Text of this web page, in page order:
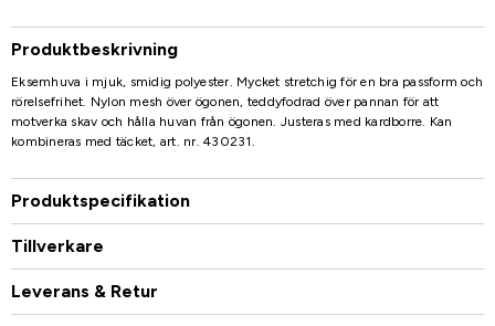
Produktbeskrivning
Eksemhuva i mjuk, smidig polyester. Mycket stretchig för en bra passform och
rörelsefrihet. Nylon mesh över ögonen, teddyfodrad över pannan för att
motverka skav och hålla huvan från ögonen. Justeras med kardborre. Kan
kombineras med täcket, art. nr. 430231.
Produktspecifikation
Tillverkare
Leverans & Retur